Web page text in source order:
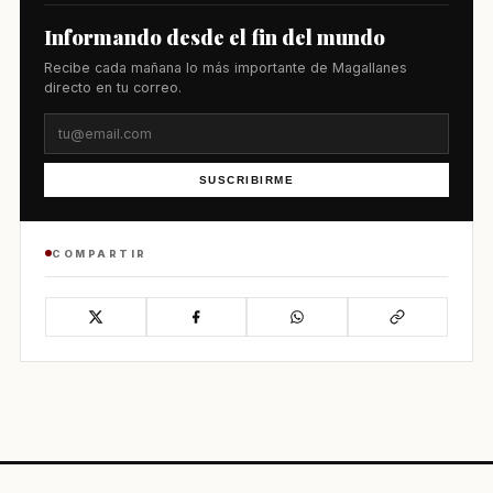
Informando desde el fin del mundo
Recibe cada mañana lo más importante de Magallanes
directo en tu correo.
SUSCRIBIRME
COMPARTIR